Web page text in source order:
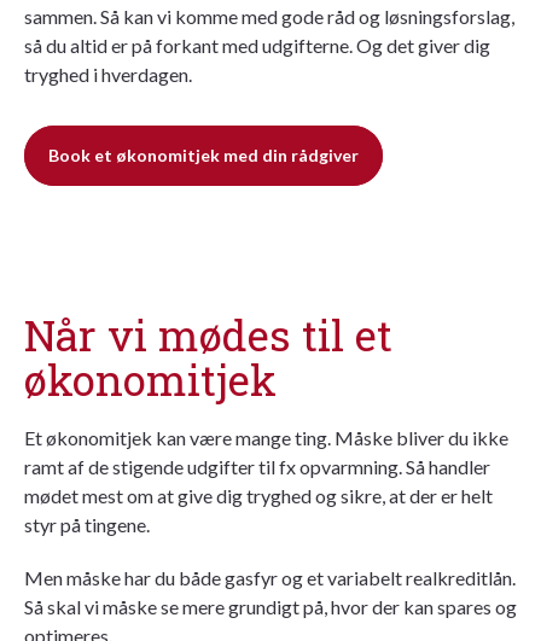
sammen. Så kan vi komme med gode råd og løsningsforslag,
så du altid er på forkant med udgifterne. Og det giver dig
tryghed i hverdagen.
Book et økonomitjek med din rådgiver
Når vi mødes til et
økonomitjek
Et økonomitjek kan være mange ting. Måske bliver du ikke
ramt af de stigende udgifter til fx opvarmning. Så handler
mødet mest om at give dig tryghed og sikre, at der er helt
styr på tingene.
Men måske har du både gasfyr og et variabeltrealkreditlån.
Så skal vi måske se mere grundigt på, hvor der kan spares og
optimeres.